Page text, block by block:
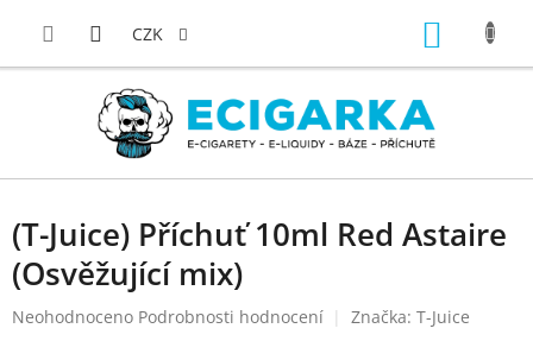
CZK
(T-Juice) Příchuť 10ml Red Astaire
(Osvěžující mix)
Průměrné
Neohodnoceno Podrobnosti hodnocení Značka: T-Juice